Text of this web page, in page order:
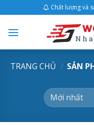
content
Chất lượng và
TRANG CHỦ / SẢN